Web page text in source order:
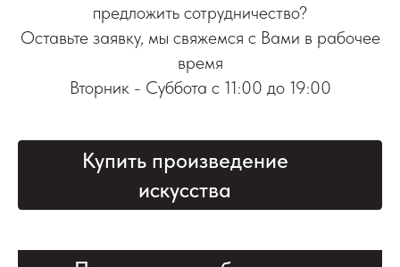
предложить сотрудничество?
Оставьте заявку, мы свяжемся с Вами в рабочее
время
Вторник - Суббота с 11:00 до 19:00
Купить произведение
искусства